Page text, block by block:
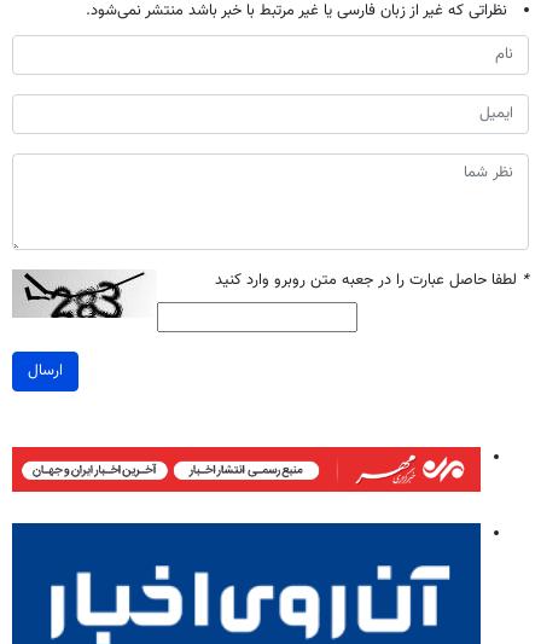
نظراتی که غیر از زبان فارسی یا غیر مرتبط با خبر باشد منتشر نمی‌شود.
* لطفا حاصل عبارت را در جعبه متن روبرو وارد کنید
ارسال